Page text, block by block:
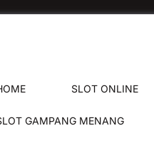
SLOT ONLINE
GAMPANG MENANG